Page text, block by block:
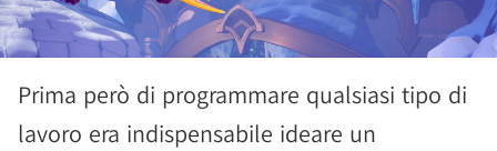
Prima però di programmare qualsiasi tipo di
lavoro era indispensabile ideare un